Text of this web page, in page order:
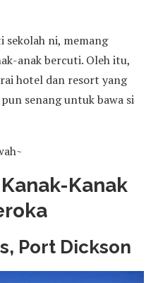
sekolah ni, memang
anak bercuti. Oleh itu,
hotel dan resort yang
senang untuk bawa si
Kanak
Port Dickson